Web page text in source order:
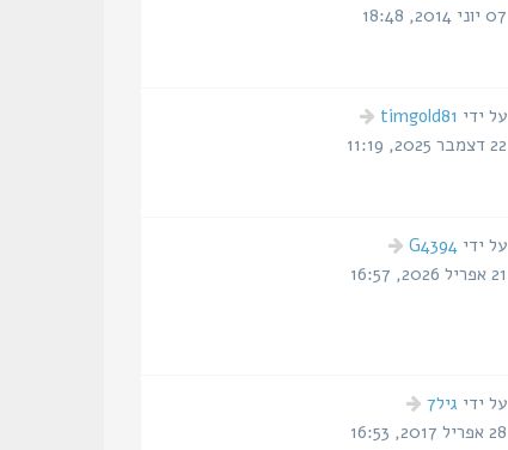
אחרונה
07 יוני 2014, 18:48
הודעה
אחרונה
על ידי timgold81
22 דצמבר 2025, 11:19
הודעה
אחרונה
על ידיG4394
21 אפריל 2026, 16:57
הודעה
אחרונה
על ידי גיל7
28 אפריל 2017, 16:53